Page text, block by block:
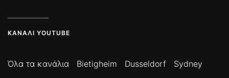
ΚΑΝΆΛΙ YOUTUBE
Όλα τα κανάλια Bietigheim Dusseldorf
Sydney